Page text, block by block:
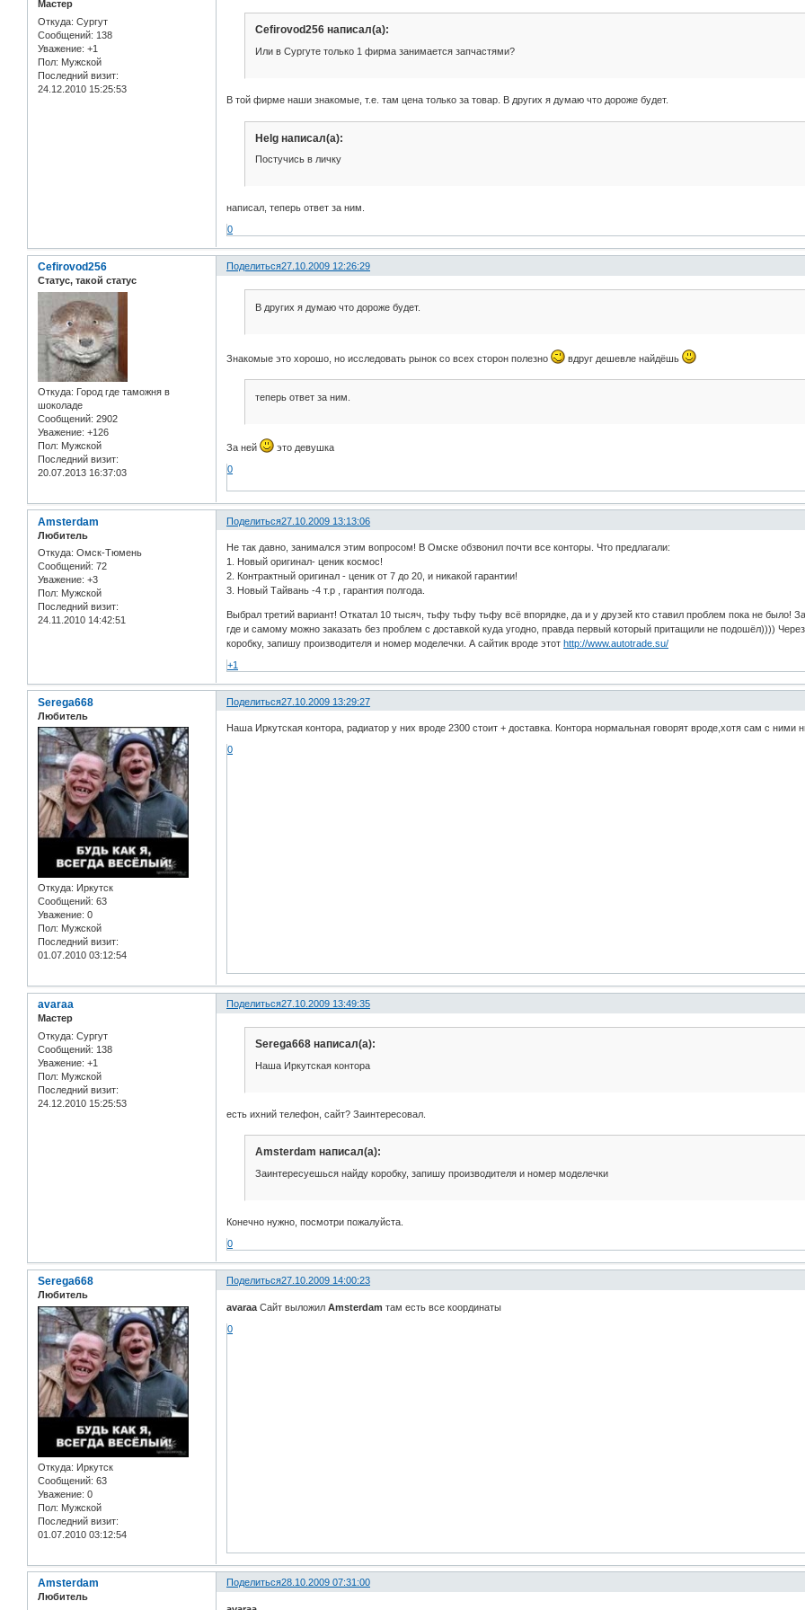
Мастер
Откуда: Сургут
Сообщений: 138
Уважение: +1
Пол: Мужской
Последний визит:
24.12.2010 15:25:53
Cefirovod256 написал(а):
Или в Сургуте только 1 фирма занимается запчастями?
В той фирме наши знакомые, т.е. там цена только за товар. В других я думаю что дороже будет.
Helg написал(а):
Постучись в личку
написал, теперь ответ за ним.
0
Поделиться27.10.2009 12:26:29
Cefirovod256
Статус, такой статус
Откуда: Город где таможня в
шоколаде
Сообщений: 2902
Уважение: +126
Пол: Мужской
Последний визит:
20.07.2013 16:37:03
В других я думаю что дороже будет.
Знакомые это хорошо, но исследовать рынок со всех сторон полезно вдруг дешевле найдёшь
теперь ответ за ним.
За ней
это девушка
0
Поделиться27.10.2009 13:13:06
Amsterdam
Любитель
Откуда: Омск-Тюмень
Сообщений: 72
Уважение: +3
Пол: Мужской
Последний визит:
24.11.2010 14:42:51
Не так давно, занимался этим вопросом! В Омске обзвонил почти все конторы. Что предлагали:
1. Новый оригинал- ценик космос!
2. Контрактный оригинал - ценик от 7 до 20, и никакой гарантии!
3. Новый Тайвань -4 т.р , гарантия полгода.
Выбрал третий вариант! Откатал 10 тысяч, тьфу тьфу тьфу всё впорядке, да и у друзей кто ставил проблем пока не было!
где и самому можно заказать без проблем с доставкой куда угодно, правда первый который притащили не подошёл))))
коробку, запишу производителя и номер моделечки. А сайтик вроде этотhttp://www.autotrade.su/
+1
Поделиться27.10.2009 13:29:27
Serega668
Любитель
Откуда: Иркутск
Сообщений: 63
Уважение: 0
Пол: Мужской
Последний визит:
01.07.2010 03:12:54
Наша Иркутская контора, радиатор у них вроде 2300 стоит + доставка. Контора нормальная говорят вроде,хотя сам с ними
0
Поделиться27.10.2009 13:49:35
avaraa
Мастер
Откуда: Сургут
Сообщений: 138
Уважение: +1
Пол: Мужской
Последний визит:
24.12.2010 15:25:53
Serega668 написал(а):
Наша Иркутская контора
есть ихний телефон, сайт? Заинтересовал.
Amsterdam написал(а):
Заинтересуешься найду коробку, запишу производителя и номер моделечки
Конечно нужно, посмотри пожалуйста.
0
Поделиться27.10.2009 14:00:23
Serega668
Любитель
Откуда: Иркутск
Сообщений: 63
Уважение: 0
Пол: Мужской
Последний визит:
01.07.2010 03:12:54
avaraa Сайт выложилAmsterdam там есть все координаты
0
Поделиться28.10.2009 07:31:00
Amsterdam
Любитель